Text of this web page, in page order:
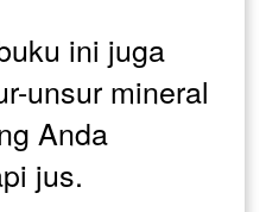
ini juga
unsur mineral
Anda
jus.